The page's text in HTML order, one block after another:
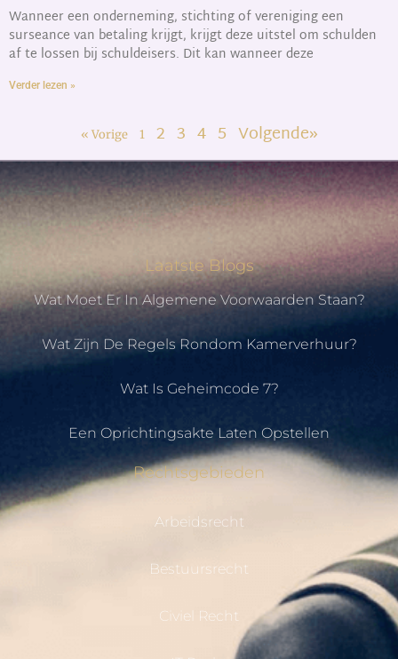
Wanneer een onderneming, stichting of vereniging een
surseance van betaling krijgt, krijgt deze uitstel om schulden
af te lossen bij schuldeisers. Dit kan wanneer deze
Verder lezen »
« Vorige 1 2 3 4 5 Volgende»
Laatste Blogs
Wat Moet Er In Algemene Voorwaarden Staan?
Wat Zijn De Regels Rondom Kamerverhuur?
Wat Is Geheimcode 7?
Een Oprichtingsakte Laten Opstellen
Rechtsgebieden
Arbeidsrecht
Bestuursrecht
Civiel Recht